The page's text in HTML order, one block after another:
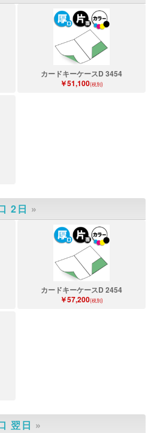
カードキーケースD 3454
￥51,100(税別)
2日 »
カードキーケースD 2454
￥57,200(税別)
翌日 »